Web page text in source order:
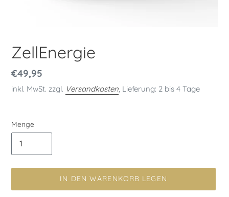
ZellEnergie
Normaler
Preis
€49,95
inkl. MwSt. zzgl. Versandkosten, Lieferung: 2 bis 4 Tage
Menge
IN DEN WARENKORB LEGEN